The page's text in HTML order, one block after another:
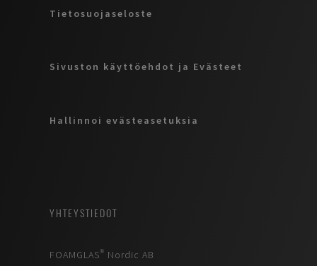
Tietosuojaseloste
Sivuston käyttöehdot ja Evästeet
Hallinnoi evästeasetuksia
YHTEYSTIEDOT
FOAMGLAS® Nordic AB